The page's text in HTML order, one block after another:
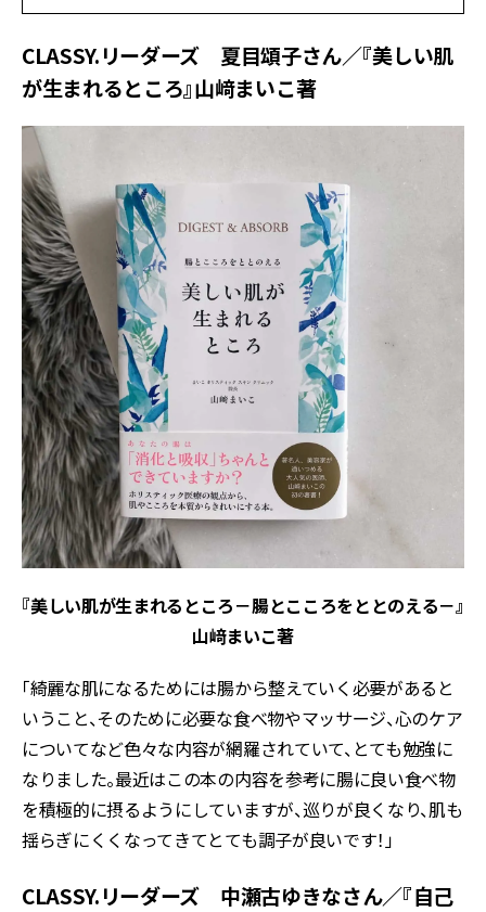
CLASSY.リーダーズ 夏目頌子さん／『美しい肌
が生まれるところ』山﨑まいこ著
『美しい肌が生まれるところ－腸とこころをととのえる－』
山﨑まいこ著
「綺麗な肌になるためには腸から整えていく必要があると
いうこと、そのために必要な食べ物やマッサージ、心のケア
についてなど色々な内容が網羅されていて、とても勉強に
なりました。最近はこの本の内容を参考に腸に良い食べ物
を積極的に摂るようにしていますが、巡りが良くなり、肌も
揺らぎにくくなってきてとても調子が良いです！」
CLASSY.リーダーズ 中瀬古ゆきなさん／『自己